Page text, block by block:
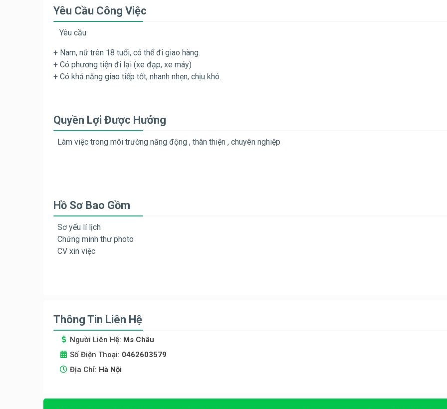
Yêu Cầu Công Việc
Yêu cầu:
+ Nam, nữ trên 18 tuổi, có thể đi giao hàng.
+ Có phương tiện đi lại (xe đạp, xe máy)
+ Có khả năng giao tiếp tốt, nhanh nhẹn, chịu khó.
Quyền Lợi Được Hưởng
Làm việc trong môi trường năng động , thân thiện , chuyên nghiệp
Hồ Sơ Bao Gồm
Sơ yếu lí lịch
Chứng minh thư photo
CV xin việc
Thông Tin Liên Hệ
Người Liên Hệ: Ms Châu
Số Điện Thoại: 0462603579
Địa Chỉ: Hà Nội